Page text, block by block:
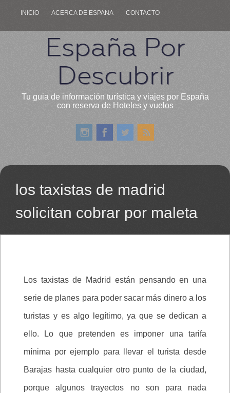
INICIO ACERCA DE ESPANA CONTACTO
España Por
Descubrir
Tu guia de información turística y viajes por España
con reserva de Hoteles y vuelos
los taxistas de madrid
solicitan cobrar por maleta
Los taxistas de Madrid están pensando en una
serie de planes para poder sacar más dinero a los
turistas y es algo legítimo, ya que se dedican a
ello. Lo que pretenden es imponer una tarifa
mínima por ejemplo para llevar el turista desde
Barajas hasta cualquier otro punto de la ciudad,
porque algunos trayectos no son para nada